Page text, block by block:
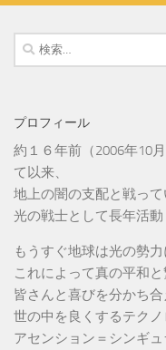
検
索:
プロフィール
約１６年前（2006年10
て以来、
地上の闇の支配と戦って
光の戦士として長年活動
もうすぐ地球は光の勢
これによって真の平和
皆さんと喜びを分かち
世の中を良くするテクノ
アセンション＝シンギ